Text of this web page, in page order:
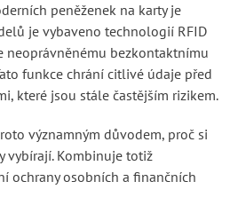
peněženek na karty je
je vybaveno technologií RFID
neoprávněnému bezkontaktnímu
funkce chrání citlivé údaje před
které jsou stále častějším rizikem.
významným důvodem, proč si
vybírají. Kombinuje totiž
ochrany osobních a finančních